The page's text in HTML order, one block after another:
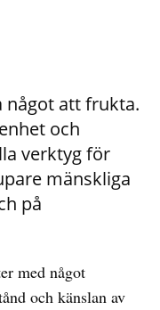
något att frukta.
och
verktyg för
mänskliga
på
med något
och känslan av